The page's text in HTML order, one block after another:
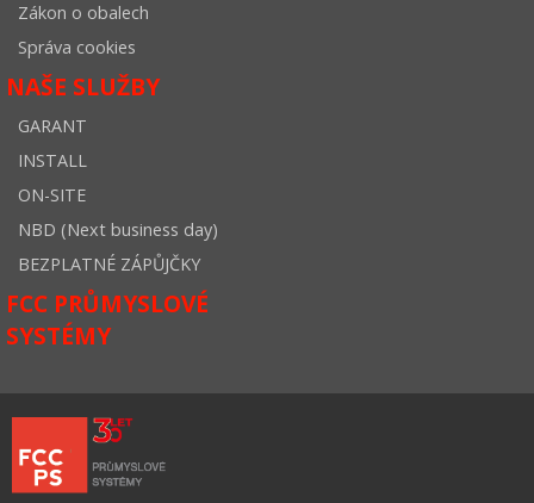
Zákon o obalech
Správa cookies
NAŠE SLUŽBY
GARANT
INSTALL
ON-SITE
NBD (Next business day)
BEZPLATNÉ ZÁPŮJČKY
FCC PRŮMYSLOVÉ
SYSTÉMY